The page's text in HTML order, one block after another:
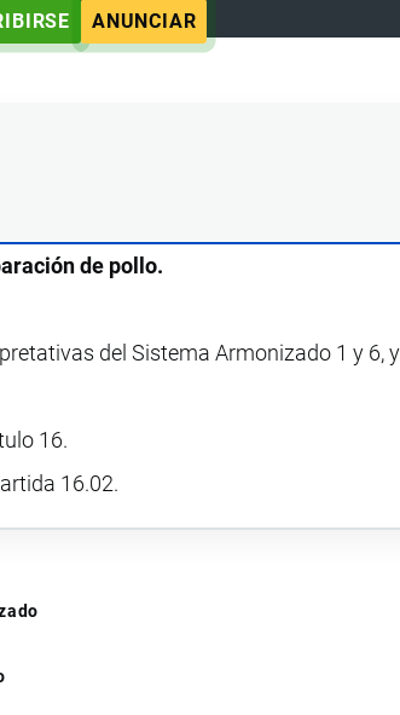
ANUNCIAR
de pollo.
del Sistema Armonizado 1 y 6,
16.
16.02.